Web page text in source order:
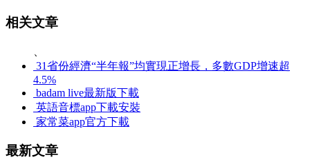
相关文章
31省份經濟“半年報”均實現正增長，多數GDP增速超
4.5%
badam live最新版下載
英語音標app下載安裝
家常菜app官方下載
最新文章